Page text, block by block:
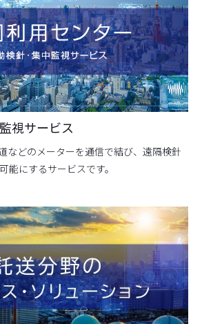
視サービス
などのメーターを通信で結び、遠隔検針
能にするサービスです。